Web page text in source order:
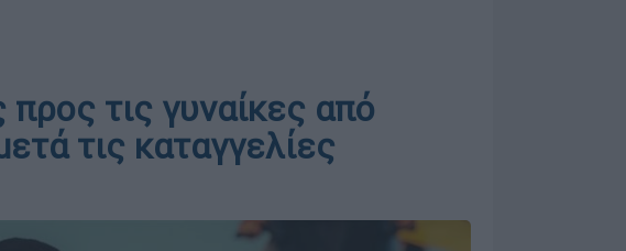
τις γυναίκες από
τις καταγγελίες